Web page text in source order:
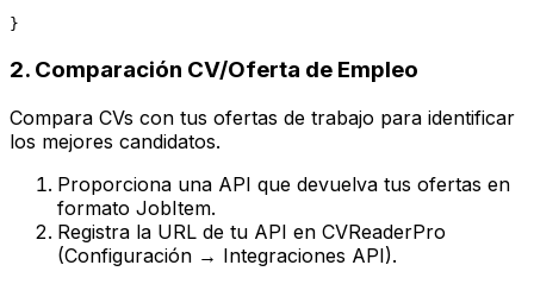
}
2. Comparación CV/Oferta de Empleo
Compara CVs con tus ofertas de trabajo para identificar
los mejores candidatos.
Proporciona una API que devuelva tus ofertas en
formato JobItem.
Registra la URL de tu API en CVReaderPro
(Configuración → Integraciones API).